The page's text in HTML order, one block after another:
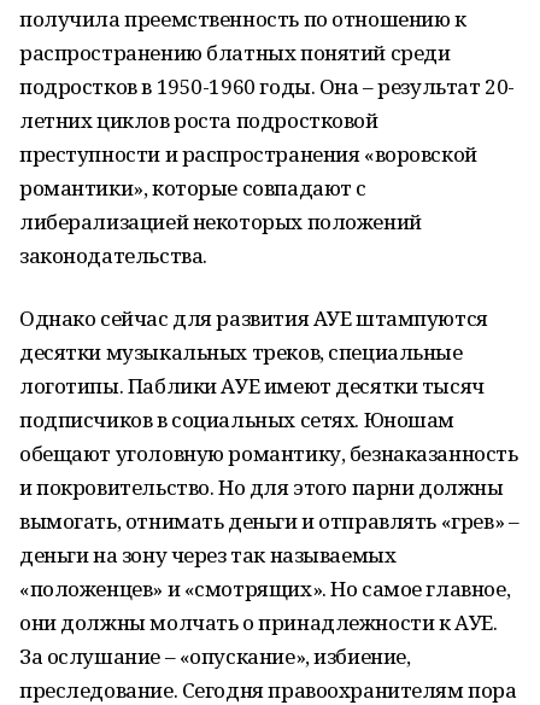
получила преемственность по отношению к
распространению блатных понятий среди
подростков в 1950-1960 годы. Она – результат 20-
летних циклов роста подростковой
преступности и распространения «воровской
романтики», которые совпадают с
либерализацией некоторых положений
законодательства.
Однако сейчас для развития АУЕ штампуются
десятки музыкальных треков, специальные
логотипы. Паблики АУЕ имеют десятки тысяч
подписчиков в социальных сетях. Юношам
обещают уголовную романтику, безнаказанность
и покровительство. Но для этого парни должны
вымогать, отнимать деньги и отправлять «грев» –
деньги на зону через так называемых
«положенцев» и «смотрящих». Но самое главное,
они должны молчать о принадлежности к АУЕ.
За ослушание – «опускание», избиение,
преследование. Сегодня правоохранителям пора